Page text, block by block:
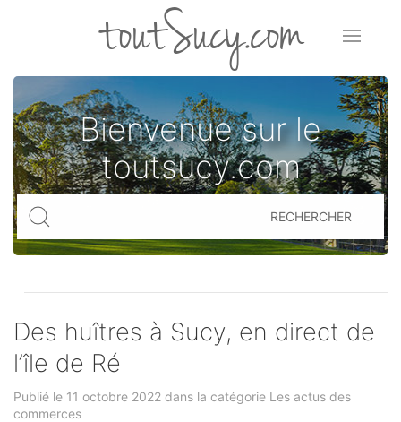
toutSucy.com
Bienvenue sur le
toutsucy.com
RECHERCHER
Des huîtres à Sucy, en direct de
l’île de Ré
Publié le 11 octobre 2022 dans la catégorie Les actus des
commerces